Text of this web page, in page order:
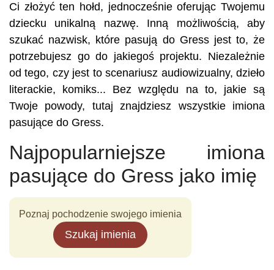
Ci złożyć ten hołd, jednocześnie oferując Twojemu
dziecku unikalną nazwę. Inną możliwością, aby
szukać nazwisk, które pasują do Gress jest to, że
potrzebujesz go do jakiegoś projektu. Niezależnie
od tego, czy jest to scenariusz audiowizualny, dzieło
literackie, komiks... Bez względu na to, jakie są
Twoje powody, tutaj znajdziesz wszystkie imiona
pasujące do Gress.
Najpopularniejsze imiona
pasujące do Gress jako imię
Poznaj pochodzenie swojego imienia
Szukaj imienia